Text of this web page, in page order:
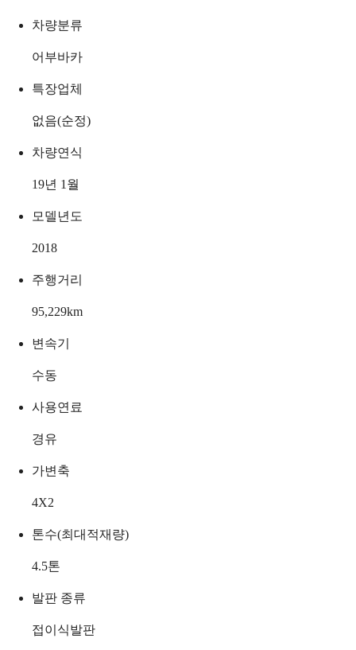
차량분류
어부바카
특장업체
없음(순정)
차량연식
19년 1월
모델년도
2018
주행거리
95,229km
변속기
수동
사용연료
경유
가변축
4X2
톤수(최대적재량)
4.5톤
발판 종류
접이식발판